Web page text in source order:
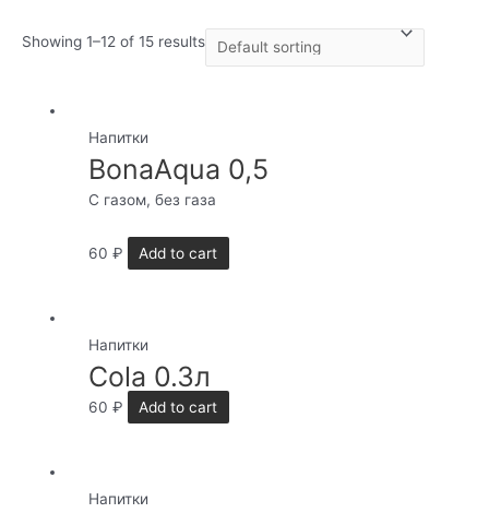
Showing 1–12 of 15 results
Напитки
BonaAqua 0,5
С газом, без газа
60₽ Add to cart
Напитки
Cola 0.3л
60₽ Add to cart
Напитки